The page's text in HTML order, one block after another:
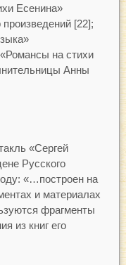
Есенина»
[22];
на стихи
Анны
«Сергей
Русского
«…построен на
и материалах
фрагменты
из книг его